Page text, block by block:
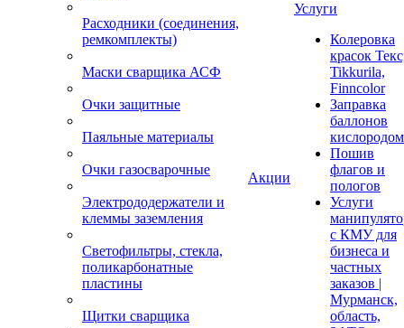
Расходники (соединения,
ремкомплекты)
Маски сварщика АСФ
Очки защитные
Паяльные материалы
Очки газосварочные
Электрододержатели и
клеммы заземления
Светофильтры, стекла,
поликарбонатные
пластины
Щитки сварщика
Акции
Услуги
Колеровка
красок
Tikkurila,
Finncolor
Заправка
баллонов
кислородом
Пошив
флагов и
пологов
Услуги
с КМУ для
бизнеса и
частных
заказов |
Мурманск,
область,